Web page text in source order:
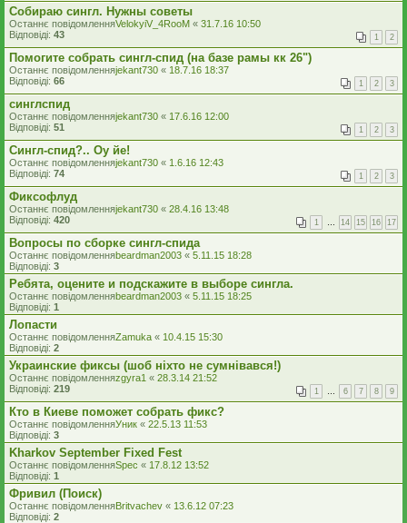
Собираю сингл. Нужны советы
Останнє повідомленняVelokyiV_4RooM « 31.7.16 10:50
Відповіді: 43 1 2
Помогите собрать сингл-спид (на базе рамы кк 26")
Останнє повідомленняjekant730 « 18.7.16 18:37
Відповіді: 66 1 2 3
синглспид
Останнє повідомленняjekant730 « 17.6.16 12:00
Відповіді: 51 1 2 3
Сингл-спид?.. Оу йе!
Останнє повідомленняjekant730 « 1.6.16 12:43
Відповіді: 74 1 2 3
Фиксофлуд
Останнє повідомленняjekant730 « 28.4.16 13:48
Відповіді: 420 1 … 14 15 16 17
Вопросы по сборке сингл-спида
Останнє повідомленняbeardman2003 « 5.11.15 18:28
Відповіді: 3
Ребята, оцените и подскажите в выборе сингла.
Останнє повідомленняbeardman2003 « 5.11.15 18:25
Відповіді: 1
Лопасти
Останнє повідомленняZamuka « 10.4.15 15:30
Відповіді: 2
Украинские фиксы (шоб ніхто не сумнівався!)
Останнє повідомленняzgyra1 « 28.3.14 21:52
Відповіді: 219 1 … 6 7 8 9
Кто в Киеве поможет собрать фикс?
Останнє повідомленняУник « 22.5.13 11:53
Відповіді: 3
Kharkov September Fixed Fest
Останнє повідомленняSpec « 17.8.12 13:52
Відповіді: 1
Фривил (Поиск)
Останнє повідомленняBritvachev « 13.6.12 07:23
Відповіді: 2